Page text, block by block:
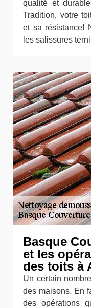
qualité et
Tradition, votre
et sa résistance!
les salissures
Basque
et les
des toits à
Un certain
des maisons. En
des opérations